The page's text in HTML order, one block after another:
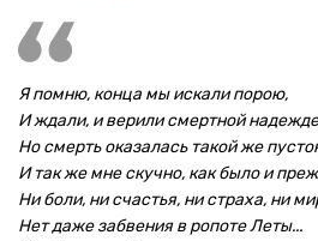
Я помню, конца мы искали порою,
И ждали, и верили смертной
Но смерть оказалась такой же
И так же мне скучно, как было и
Ни боли, ни счастья, ни страха, ни
Нет даже забвения в ропоте Леты...